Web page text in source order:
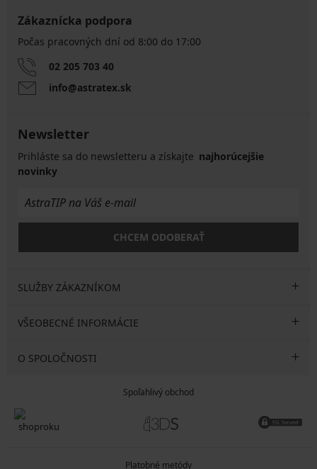
Zákaznícka podpora
Počas pracovných dní od 8:00 do 17:00
02 205 703 40
info@astratex.sk
Newsletter
Prihláste sa do newsletteru a získajte najhorúcejšie
novinky
CHCEM ODOBERAŤ
SLUŽBY ZÁKAZNÍKOM
VŠEOBECNÉ INFORMÁCIE
O SPOLOČNOSTI
Spoľahlivý obchod
Platobné metódy